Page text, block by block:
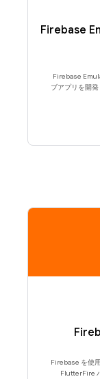
Firebase
Firebase
ブアプリを開
Firebase を使
FlutterFire